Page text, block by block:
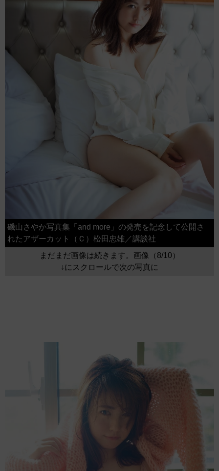
磯山さやか写真集「and more」の発売を記念して公開さ
れたアザーカット（Ｃ）松田忠雄／講談社
まだまだ画像は続きます。画像（8/10）
↓にスクロールで次の写真に